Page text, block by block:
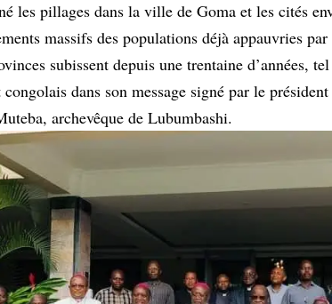
les pillages dans la ville de Goma et les cités
massifs des populations déjà appauvries
subissent depuis une trentaine d’années,
congolais dans son message signé par le
archevêque de Lubumbashi.